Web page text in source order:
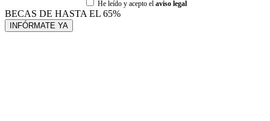
He leído y acepto el aviso legal
BECAS DE HASTA EL 65%